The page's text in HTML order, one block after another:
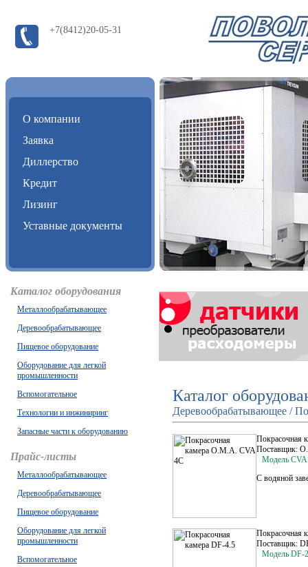
+7(8412)20-05-31
О компании
Заявка
Диллерство
Кредит
Лизинг
Уставные документы
Каталог оборудования
Металлообрабатывающее
Деревообрабатывающее
Пищевое оборудование
Оборудование для легкой
промышленности
Вспомогательное
Технологии и инжиниринг
Запасные части к оборудованию
Прайс-листы
Металлообрабатывающее
Деревообрабатывающее
Пищевое оборудование
Оборудование для легкой
промышленности
Вспомогательное
Каталог
Деревообрабатывающее /
Покрасочная
Поставщик:
Модель CVA
С водяной
Покрасочная
Поставщик:
Модель DF-